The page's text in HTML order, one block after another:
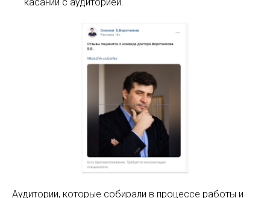
Аудитории, которые собирали в процессе работы и